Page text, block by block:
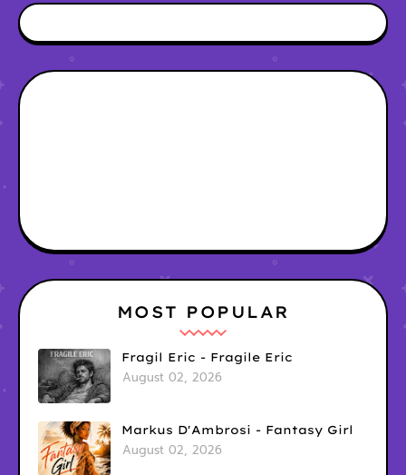
MOST POPULAR
Fragil Eric - Fragile Eric
August 02, 2026
Markus D'Ambrosi - Fantasy Girl
August 02, 2026